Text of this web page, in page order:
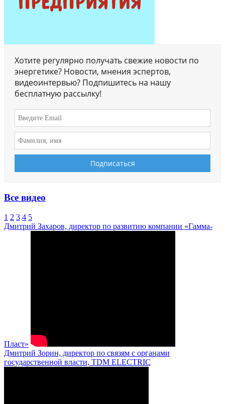
Хотите регулярно получать свежие новости по
энергетике? Новости, мнения эспертов,
видеоинтервью? Подпишитесь на нашу
бесплатную рассылку!
Все видео
1 2 3 4 5
Дмитрий Захаров, директор по развитию компании «Гамма-
Пласт»
Дмитрий Зорин, директор по связям с органами
государственной власти, TDM ELECTRIC